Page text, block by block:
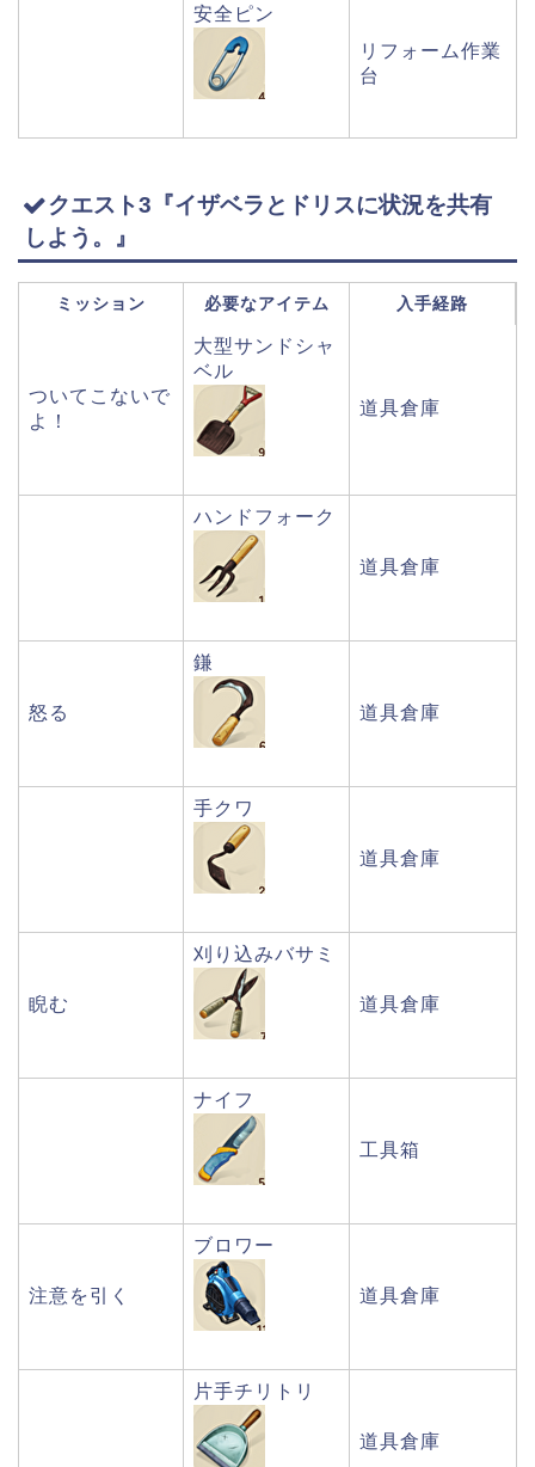
安全ピン
リフォーム作業
台
クエスト3『イザベラとドリスに状況を共有
しよう。』
ミッション 必要なアイテム 入手経路
ついてこないで
よ！
大型サンドシャ
ベル
道具倉庫
ハンドフォーク
道具倉庫
怒る
鎌
道具倉庫
手クワ
道具倉庫
睨む
刈り込みバサミ
道具倉庫
ナイフ
工具箱
注意を引く
ブロワー
道具倉庫
片手チリトリ
道具倉庫